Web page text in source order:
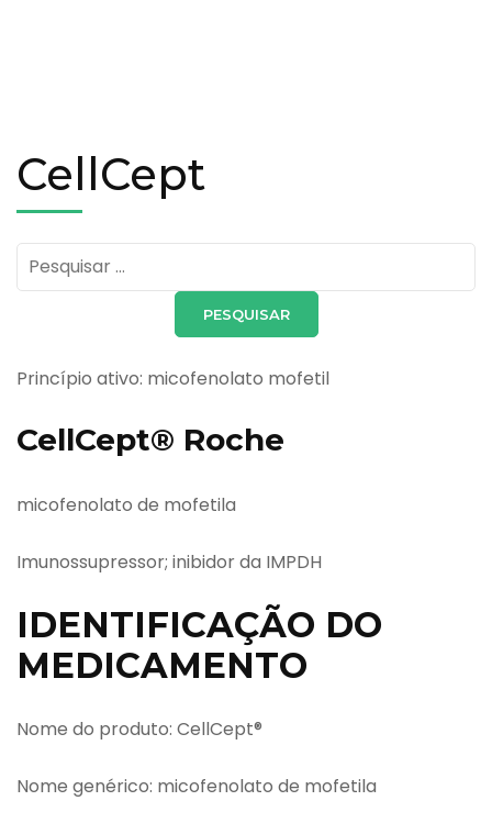
CellCept
Pesquisar
por:
Princípio ativo: micofenolato mofetil
CellCept® Roche
micofenolato de mofetila
Imunossupressor; inibidor da IMPDH
IDENTIFICAÇÃO DO
MEDICAMENTO
Nome do produto: CellCept®
Nome genérico: micofenolato de mofetila